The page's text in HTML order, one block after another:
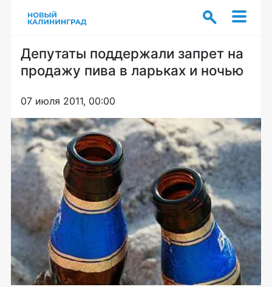
Депутаты поддержали запрет на
продажу пива в ларьках и ночью
07 июля 2011, 00:00